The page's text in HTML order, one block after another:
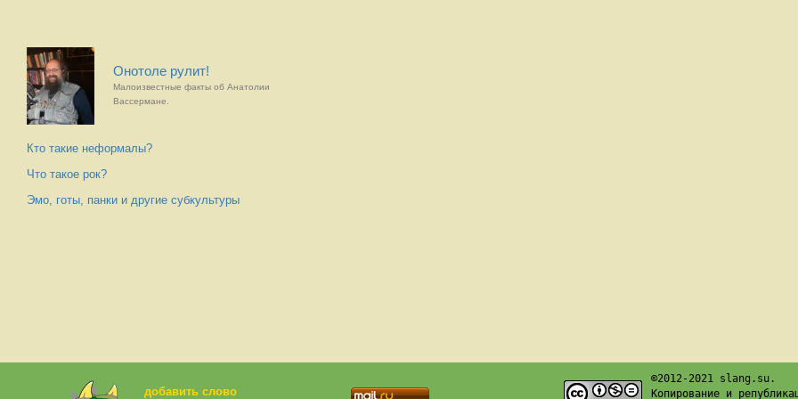
Онотоле рулит!
Малоизвестные факты об Анатолии
Вассермане.
Кто такие неформалы?
Что такое рок?
Эмо, готы, панки и другие субкультуры
добавить слово
©2012-2021 slang.su.
Копирование и